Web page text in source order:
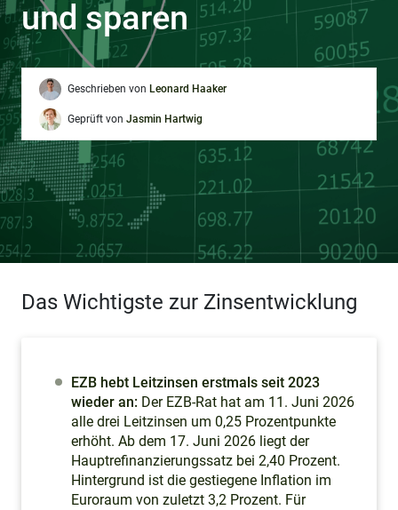
und sparen
Geschrieben von Leonard Haaker
Geprüft von Jasmin Hartwig
Das Wichtigste zur Zinsentwicklung
EZB hebt Leitzinsen erstmals seit 2023
wieder an: Der EZB-Rat hat am 11. Juni 2026
alle drei Leitzinsen um 0,25 Prozentpunkte
erhöht. Ab dem 17. Juni 2026 liegt der
Hauptrefinanzierungssatz bei 2,40 Prozent.
Hintergrund ist die gestiegene Inflation im
Euroraum von zuletzt 3,2 Prozent. Für